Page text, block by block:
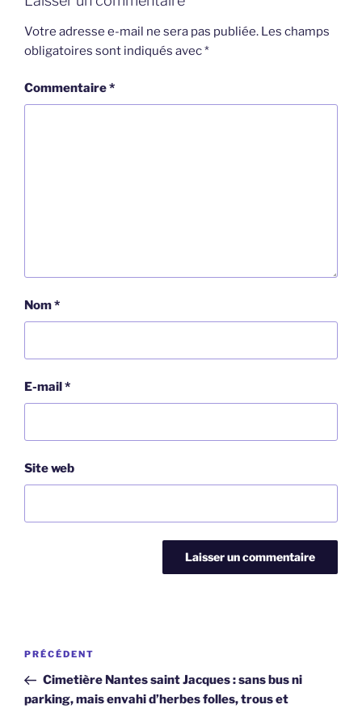
Votre adresse e-mail ne sera pas publiée. Les champs
obligatoires sont indiqués avec*
Commentaire*
Nom*
E-mail*
Site web
Navigation
l’article
Article
précédent
PRÉCÉDENT
Cimetière Nantes saint Jacques : sans bus ni
parking, mais envahi d’herbes folles, trous et